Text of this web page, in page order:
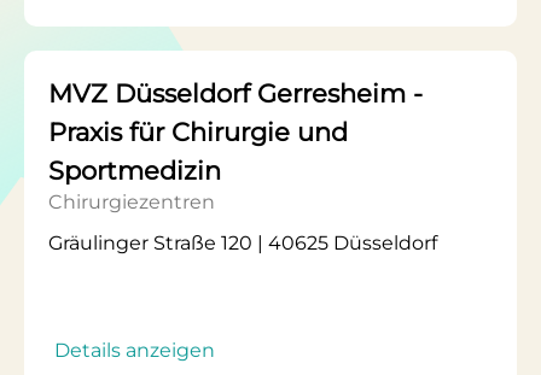
MVZ Düsseldorf Gerresheim -
Praxis für Chirurgie und
Sportmedizin
Chirurgiezentren
Gräulinger Straße 120 | 40625 Düsseldorf
Details anzeigen